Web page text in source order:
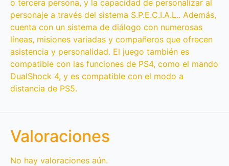
o tercera persona, y la capacidad de personalizar al
personaje a través del sistema S.P.E.C.I.A.L.. Además,
cuenta con un sistema de diálogo con numerosas
líneas, misiones variadas y compañeros que ofrecen
asistencia y personalidad. El juego también es
compatible con las funciones de PS4, como el mando
DualShock 4, y es compatible con el modo a
distancia de PS5.
Valoraciones
No hay valoraciones aún.